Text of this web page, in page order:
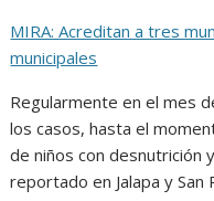
MIRA: Acreditan a tres
municipales
Regularmente en el mes
los casos, hasta el
de niños con desnutrición
reportado en Jalapa y San